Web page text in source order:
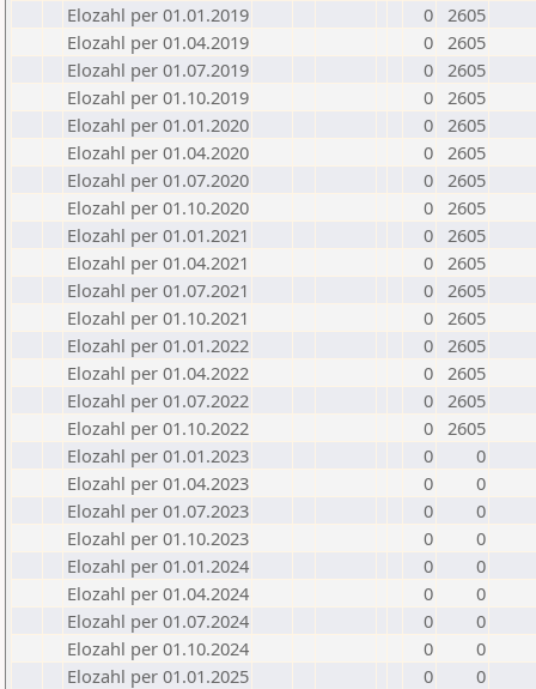
Elozahl per 01.01.2019
0 2605
Elozahl per 01.04.2019
0 2605
Elozahl per 01.07.2019
0 2605
Elozahl per 01.10.2019
0 2605
Elozahl per 01.01.2020
0 2605
Elozahl per 01.04.2020
0 2605
Elozahl per 01.07.2020
0 2605
Elozahl per 01.10.2020
0 2605
Elozahl per 01.01.2021
0 2605
Elozahl per 01.04.2021
0 2605
Elozahl per 01.07.2021
0 2605
Elozahl per 01.10.2021
0 2605
Elozahl per 01.01.2022
0 2605
Elozahl per 01.04.2022
0 2605
Elozahl per 01.07.2022
0 2605
Elozahl per 01.10.2022
0 2605
Elozahl per 01.01.2023
0
0
Elozahl per 01.04.2023
0
0
Elozahl per 01.07.2023
0
0
Elozahl per 01.10.2023
0
0
Elozahl per 01.01.2024
0
0
Elozahl per 01.04.2024
0
0
Elozahl per 01.07.2024
0
0
Elozahl per 01.10.2024
0
0
Elozahl per 01.01.2025
0
0